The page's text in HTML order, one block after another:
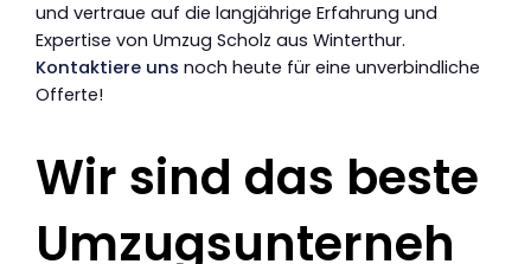
und vertraue auf die langjährige Erfahrung und
Expertise von Umzug Scholz aus Winterthur.
Kontaktiere uns noch heute für eine unverbindliche
Offerte!
Wir sind das beste
Umzugsunterneh